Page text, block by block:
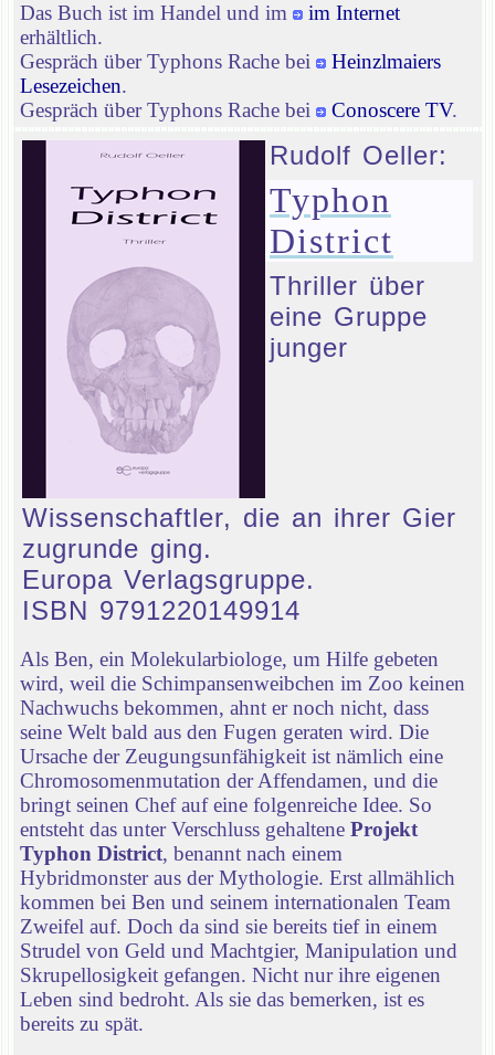
Das Buch ist im Handel und im
im Internet
erhältlich.
Gespräch über Typhons Rache bei
Heinzlmaiers
Lesezeichen.
Gespräch über Typhons Rache bei
Conoscere TV.
Rudolf Oeller:
Typhon
District
Thriller über
eine Gruppe
junger
Wissenschaftler, die an ihrer Gier
zugrunde ging.
Europa Verlagsgruppe.
ISBN 9791220149914
Als Ben, ein Molekularbiologe, um Hilfe gebeten
wird, weil die Schimpansenweibchen im Zoo keinen
Nachwuchs bekommen, ahnt er noch nicht, dass
seine Welt bald aus den Fugen geraten wird. Die
Ursache der Zeugungsunfähigkeit ist nämlich eine
Chromosomenmutation der Affendamen, und die
bringt seinen Chef auf eine folgenreiche Idee. So
entsteht das unter Verschluss gehaltene Projekt
Typhon District, benannt nach einem
Hybridmonster aus der Mythologie. Erst allmählich
kommen bei Ben und seinem internationalen Team
Zweifel auf. Doch da sind sie bereits tief in einem
Strudel von Geld und Machtgier, Manipulation und
Skrupellosigkeit gefangen. Nicht nur ihre eigenen
Leben sind bedroht. Als sie das bemerken, ist es
bereits zu spät.